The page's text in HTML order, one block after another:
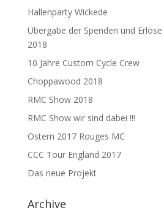
Hallenparty Wickede
Übergabe der Spenden und
2018
10 Jahre Custom Cycle Crew
Choppawood 2018
RMC Show 2018
RMC Show wir sind dabei !!!
Ostern 2017 Rouges MC
CCC Tour England 2017
Das neue Projekt
Archive